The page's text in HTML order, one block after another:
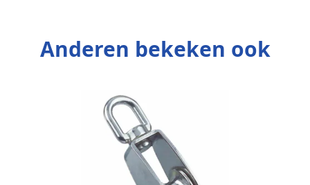
Anderen bekeken ook